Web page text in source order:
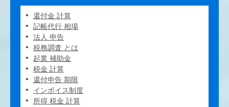
還付金 計算
記帳代行 相場
法人 申告
税務調査 とは
起業 補助金
税金 計算
還付申告 期限
インボイス制度
所得 税金 計算